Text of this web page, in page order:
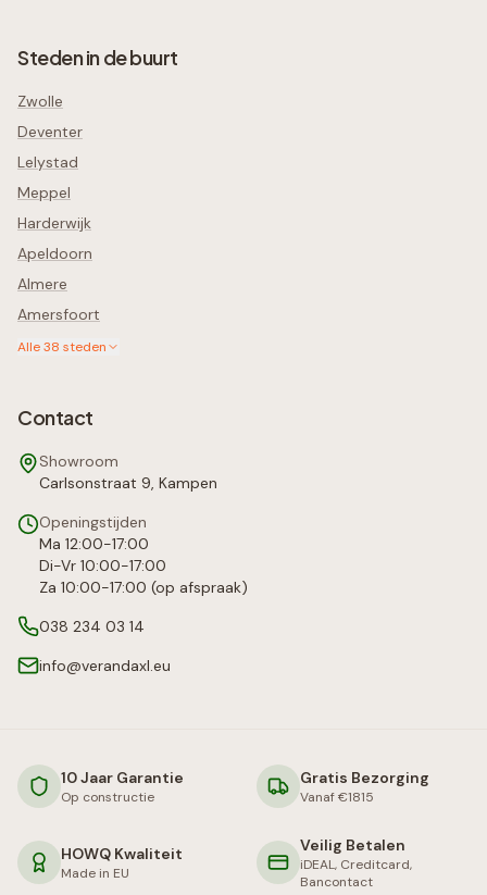
Steden in de buurt
Zwolle
Deventer
Lelystad
Meppel
Harderwijk
Apeldoorn
Almere
Amersfoort
Alle38 steden
Contact
Showroom
Carlsonstraat 9, Kampen
Openingstijden
Ma 12:00-17:00
Di-Vr 10:00-17:00
Za 10:00-17:00 (op afspraak)
038 234 03 14
info@verandaxl.eu
10 Jaar Garantie
Op constructie
Gratis Bezorging
Vanaf €1815
HOWQ Kwaliteit
Made in EU
Veilig Betalen
iDEAL, Creditcard,
Bancontact